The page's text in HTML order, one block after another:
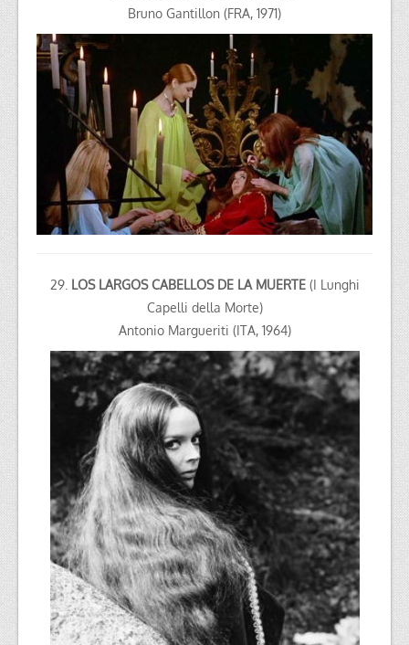
Bruno Gantillon (FRA, 1971)
29.LOS LARGOS CABELLOS DE LA MUERTE (I Lunghi
Capelli della Morte)
Antonio Margueriti (ITA, 1964)